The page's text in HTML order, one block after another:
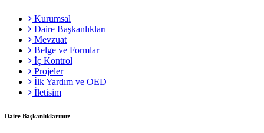
Kurumsal
Daire Başkanlıkları
Mevzuat
Belge ve Formlar
İç Kontrol
Projeler
İlk Yardım ve OED
İletisim
Daire Başkanlıklarımız